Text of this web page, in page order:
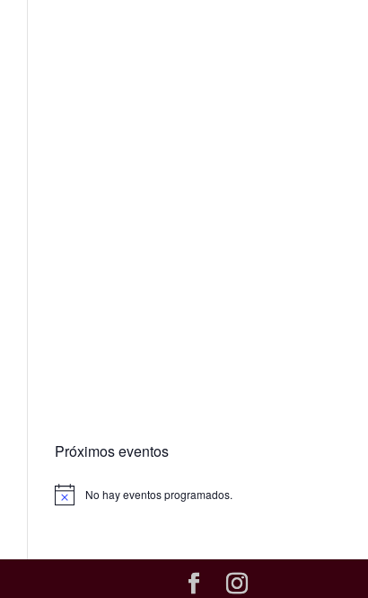
Próximos eventos
No hay eventos programados.